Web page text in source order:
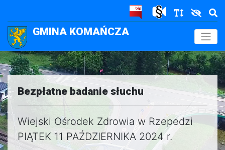
GMINA KOMAŃCZA .
Bezpłatne badanie słuchu
Wiejski Ośrodek Zdrowia w Rzepedzi
PIĄTEK 11 PAŹDZIERNIKA 2024 r.